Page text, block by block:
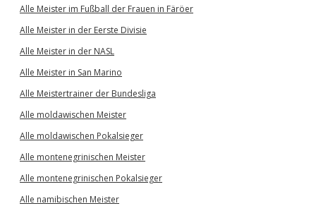
Alle Meister im Fußball der Frauen in Färöer
Alle Meister in der Eerste Divisie
Alle Meister in der NASL
Alle Meister in San Marino
Alle Meistertrainer der Bundesliga
Alle moldawischen Meister
Alle moldawischen Pokalsieger
Alle montenegrinischen Meister
Alle montenegrinischen Pokalsieger
Alle namibischen Meister